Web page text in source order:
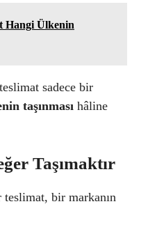
Hangi Ülkenin
sadece bir
taşınması hâline
Taşımaktır
teslimat, bir markanın